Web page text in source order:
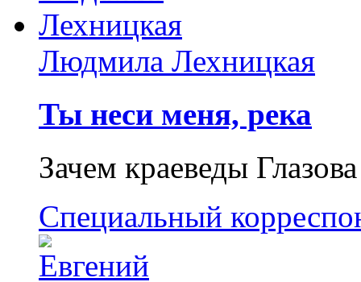
Людмила Лехницкая
Ты неси меня, река
Зачем краеведы
Специальный